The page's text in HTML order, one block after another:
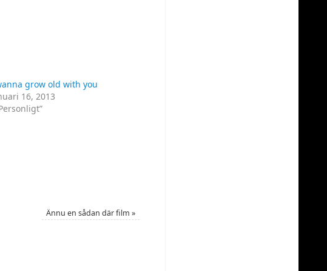
grow old with you
16, 2013
Ännu en sådan där film »